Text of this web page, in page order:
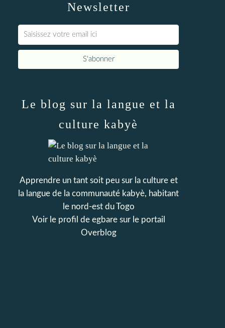
Newsletter
Le blog sur la langue et la
culture kabyè
Apprendre un tant soit peu sur la culture et
la langue de la communauté kabyè, habitant
le nord-est du Togo
Voir le profil de egbaresur le portail
Overblog